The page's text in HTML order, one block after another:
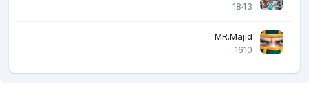
1843
MR.Majid
1610